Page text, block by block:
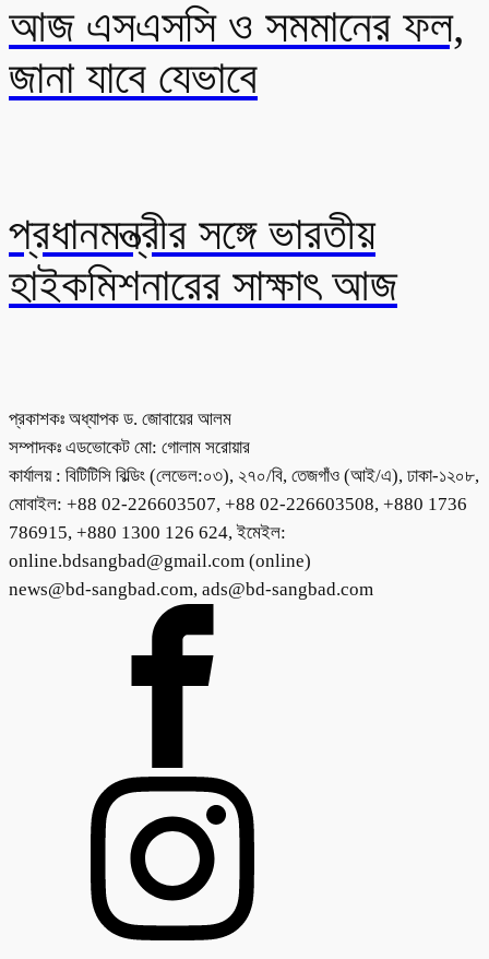
আজ এসএসসি ও সমমানের ফল,
জানা যাবে যেভাবে
প্রধানমন্ত্রীর সঙ্গে ভারতীয়
হাইকমিশনারের সাক্ষাৎ আজ
প্রকাশকঃ অধ্যাপক ড. জোবায়ের আলম
সম্পাদকঃ এডভোকেট মো: গোলাম সরোয়ার
কার্যালয় : বিটিটিসি বিল্ডিং (লেভেল:০৩), ২৭০/বি, তেজগাঁও (আই/এ), ঢাকা-১২০৮,
মোবাইল: +88 02-226603507, +88 02-226603508, +880 1736
786915, +880 1300 126 624, ইমেইল:
online.bdsangbad@gmail.com (online)
news@bd-sangbad.com, ads@bd-sangbad.com